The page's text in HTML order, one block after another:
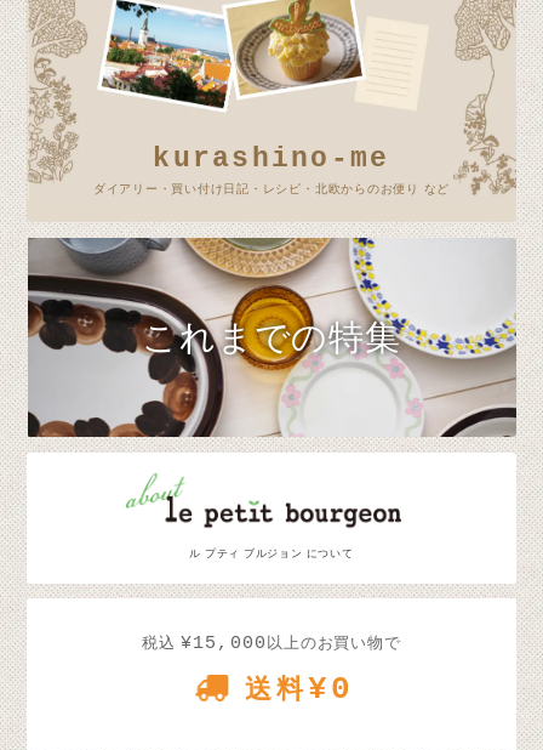
kurashino-me
ダイアリー・買い付け日記・レシピ・北欧からのお便り など
これまでの特集
ル プティ ブルジョン について
税込 ¥15,000 以上のお買い物で
送料¥0